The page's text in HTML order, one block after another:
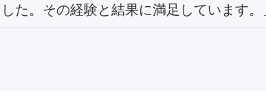
た。その経験と結果に満足しています。